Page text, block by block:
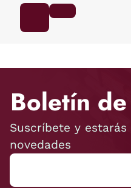
Boletín
Suscríbete y
novedades